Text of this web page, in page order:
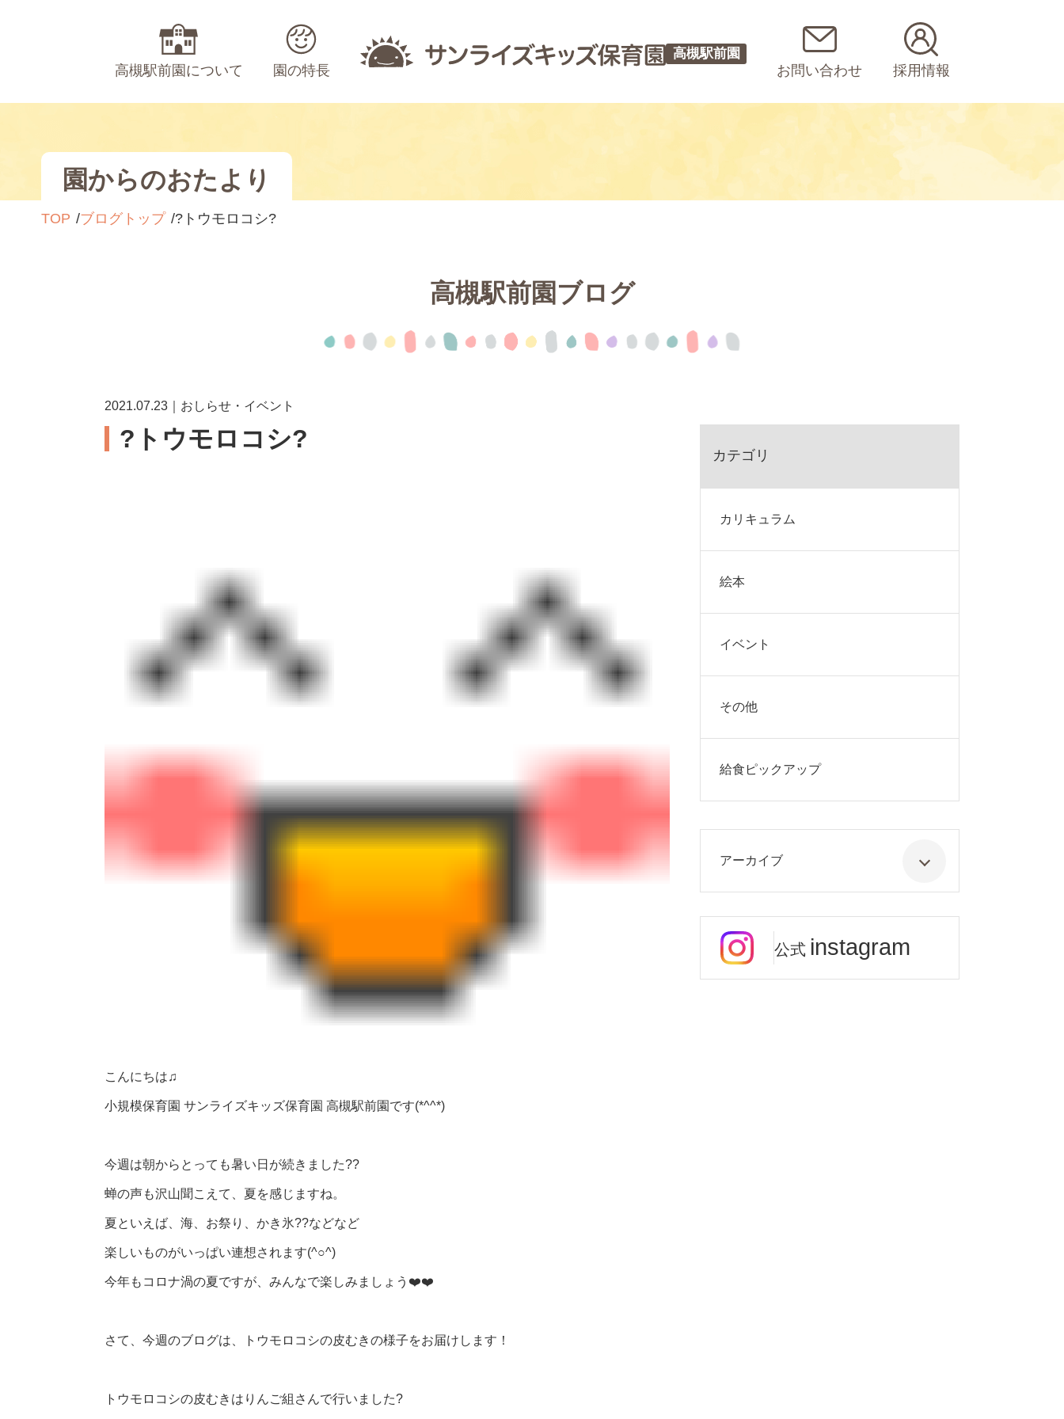
高槻駅前園について 園の特長
高槻駅前園
お問い合わせ 採用情報
園からのおたより
TOP ブログトップ ?トウモロコシ?
高槻駅前園ブログ
2021.07.23｜おしらせ・イベント
?トウモロコシ?
こんにちは♫
小規模保育園 サンライズキッズ保育園 高槻駅前園です(*^^*)
今週は朝からとっても暑い日が続きました??
蝉の声も沢山聞こえて、夏を感じますね。
夏といえば、海、お祭り、かき氷??などなど
楽しいものがいっぱい連想されます(^○^)
今年もコロナ渦の夏ですが、みんなで楽しみましょう❤️❤️
さて、今週のブログは、トウモロコシの皮むきの様子をお届けします！
トウモロコシの皮むきはりんご組さんで行いました?
カテゴリ
カリキュラム
絵本
イベント
その他
給食ピックアップ
アーカイブ
公式 instagram